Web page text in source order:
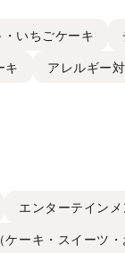
いちごケーキ
キ アレルギー
エンターテイン
ケーキ・スイーツ